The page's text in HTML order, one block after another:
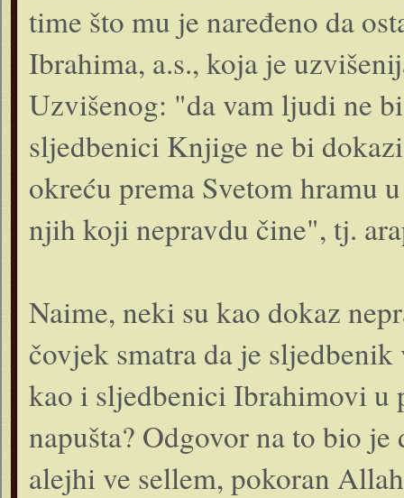
time što mu je naređeno da
Ibrahima, a.s., koja je
Uzvišenog: "da vam ljudi ne
sljedbenici Knjige ne bi
okreću prema Svetom hramu
njih koji nepravdu čine", tj.
Naime, neki su kao dokaz
čovjek smatra da je
kao i sljedbenici Ibrahi­movi u
napušta? Odgovor na to bio
alejhi ve sellem, pokoran